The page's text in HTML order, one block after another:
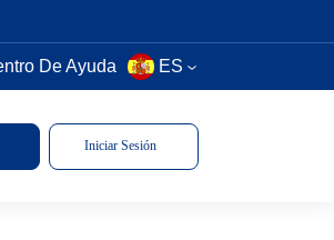
De Ayuda ES
Iniciar Sesión